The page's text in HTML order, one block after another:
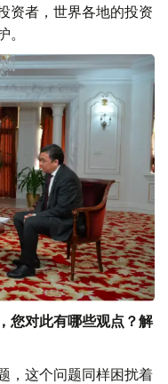
资者，世界各地的投资
您对此有哪些观点？解
，这个问题同样困扰着